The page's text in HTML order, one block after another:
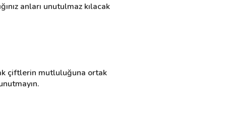
anları unutulmaz kılacak
çiftlerin mutluluğuna ortak